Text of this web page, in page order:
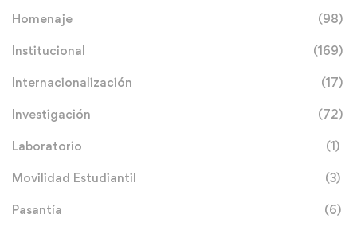
Homenaje (98)
Institucional (169)
Internacionalización (17)
Investigación (72)
Laboratorio (1)
Movilidad Estudiantil (3)
Pasantía (6)